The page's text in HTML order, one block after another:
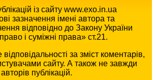
із сайту www.exo.in.ua
зазначення імені автора та
відповідно до Закону України
і суміжні права» ст.21.
за зміст коментарів,
сайту. А також не завжди
публікацій.